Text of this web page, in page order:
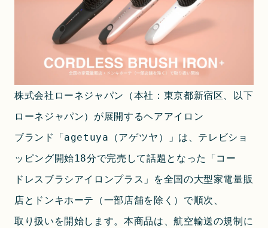
株式会社ローネジャパン（本社：東京都新宿区、以下
ローネジャパン）が展開するヘアアイロン
ブランド「agetuya（アゲツヤ）」は、テレビショ
ッピング開始18分で完売して話題となった「コー
ドレスブラシアイロンプラス」を全国の大型家電量販
店とドンキホーテ（一部店舗を除く）で順次、
取り扱いを開始します。本商品は、航空輸送の規制に